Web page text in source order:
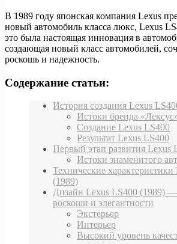
В 1989 году японская компания Lexus
новый автомобиль класса люкс, Lexus
это была настоящая инновация в
создающая новый класс автомобилей,
роскошь и надежность.
Содержание статьи:
История создания Lexus
Истоки бренда
Создание Lexus LS400
Результат Lexus LS400
Первый этап развития Lexus
Истоки знаменитого
Технические
(1989)
Дизайн Lexus LS400 (1989) —
роскоши и элегантности
Экстерьер
Интерьер
Высокий уровень